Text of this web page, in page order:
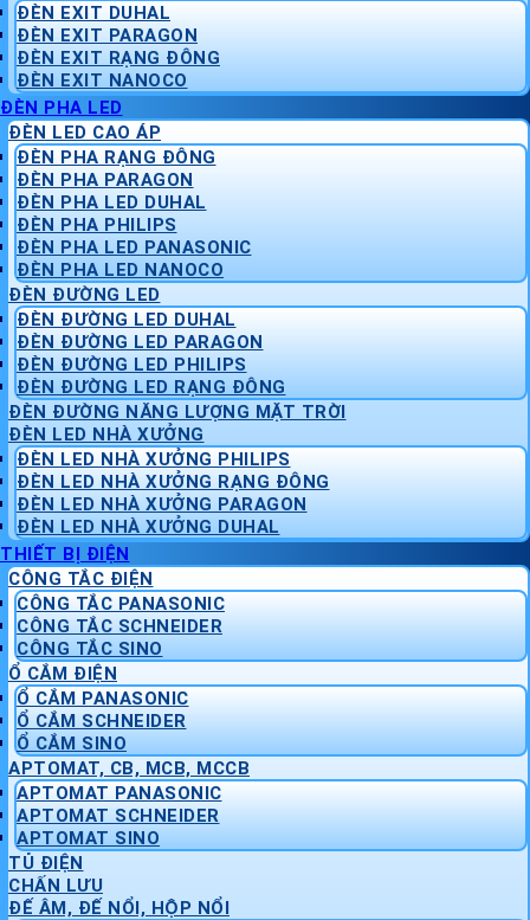
ĐÈN EXIT DUHAL
ĐÈN EXIT PARAGON
ĐÈN EXIT RẠNG ĐÔNG
ĐÈN EXIT NANOCO
ĐÈN PHA LED
ĐÈN LED CAO ÁP
ĐÈN PHA RẠNG ĐÔNG
ĐÈN PHA PARAGON
ĐÈN PHA LED DUHAL
ĐÈN PHA PHILIPS
ĐÈN PHA LED PANASONIC
ĐÈN PHA LED NANOCO
ĐÈN ĐƯỜNG LED
ĐÈN ĐƯỜNG LED DUHAL
ĐÈN ĐƯỜNG LED PARAGON
ĐÈN ĐƯỜNG LED PHILIPS
ĐÈN ĐƯỜNG LED RẠNG ĐÔNG
ĐÈN ĐƯỜNG NĂNG LƯỢNG MẶT TRỜI
ĐÈN LED NHÀ XƯỞNG
ĐÈN LED NHÀ XƯỞNG PHILIPS
ĐÈN LED NHÀ XƯỞNG RẠNG ĐÔNG
ĐÈN LED NHÀ XƯỞNG PARAGON
ĐÈN LED NHÀ XƯỞNG DUHAL
THIẾT BỊ ĐIỆN
CÔNG TẮC ĐIỆN
CÔNG TẮC PANASONIC
CÔNG TẮC SCHNEIDER
CÔNG TẮC SINO
Ổ CẮM ĐIỆN
Ổ CẮM PANASONIC
Ổ CẮM SCHNEIDER
Ổ CẮM SINO
APTOMAT, CB, MCB, MCCB
APTOMAT PANASONIC
APTOMAT SCHNEIDER
APTOMAT SINO
TỦ ĐIỆN
CHẤN LƯU
ĐẾ ÂM, ĐẾ NỔI, HỘP NỔI